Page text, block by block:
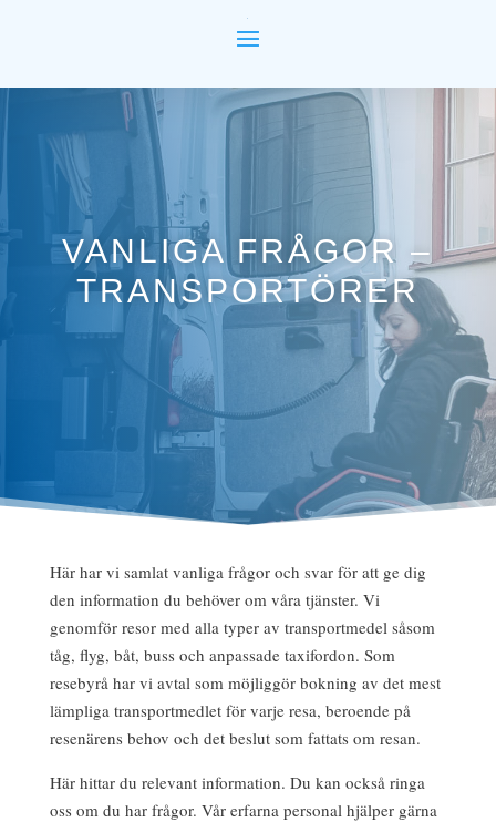
VANLIGA FRÅGOR –
TRANSPORTÖRER
Här har vi samlat vanliga frågor och svar för att ge dig
den information du behöver om våra tjänster. Vi
genomför resor med alla typer av transportmedel såsom
tåg, flyg, båt, buss och anpassade taxifordon. Som
resebyrå har vi avtal som möjliggör bokning av det mest
lämpliga transportmedlet för varje resa, beroende på
resenärens behov och det beslut som fattats om resan.
Här hittar du relevant information. Du kan också ringa
oss om du har frågor. Vår erfarna personal hjälper gärna